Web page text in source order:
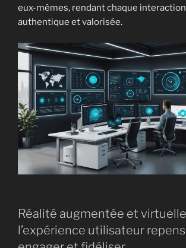
eux-mêmes, rendant chaque
authentique et valorisée.
Réalité augmentée et
l’expérience utilisateur